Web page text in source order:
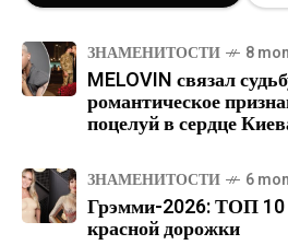
ЗНАМЕНИТОСТИ 8
MELOVIN связал
романтическое
поцелуй в сердце
ЗНАМЕНИТОСТИ 6
Грэмми-2026: ТОП 10
красной дорожки